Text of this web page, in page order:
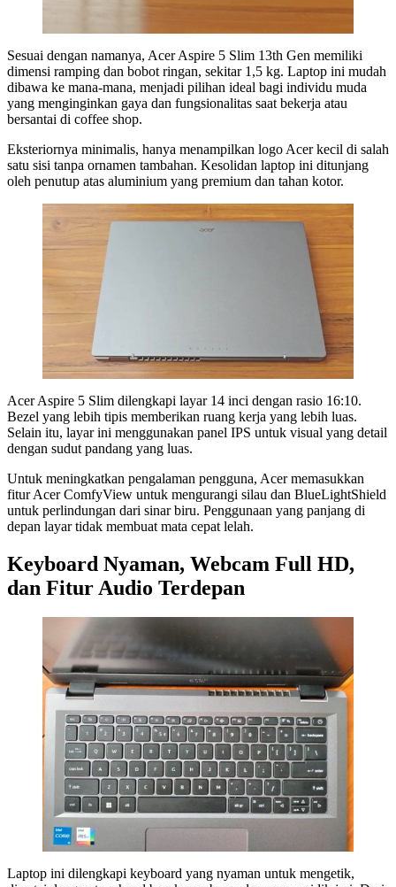
Sesuai dengan namanya, Acer Aspire 5 Slim 13th Gen memiliki
dimensi ramping dan bobot ringan, sekitar 1,5 kg. Laptop ini mudah
dibawa ke mana-mana, menjadi pilihan ideal bagi individu muda
yang menginginkan gaya dan fungsionalitas saat bekerja atau
bersantai di coffee shop.
Eksteriornya minimalis, hanya menampilkan logo Acer kecil di salah
satu sisi tanpa ornamen tambahan. Kesolidan laptop ini ditunjang
oleh penutup atas aluminium yang premium dan tahan kotor.
Acer Aspire 5 Slim dilengkapi layar 14 inci dengan rasio 16:10.
Bezel yang lebih tipis memberikan ruang kerja yang lebih luas.
Selain itu, layar ini menggunakan panel IPS untuk visual yang detail
dengan sudut pandang yang luas.
Untuk meningkatkan pengalaman pengguna, Acer memasukkan
fitur Acer ComfyView untuk mengurangi silau dan BlueLightShield
untuk perlindungan dari sinar biru. Penggunaan yang panjang di
depan layar tidak membuat mata cepat lelah.
Keyboard Nyaman, Webcam Full HD,
dan Fitur Audio Terdepan
Laptop ini dilengkapi keyboard yang nyaman untuk mengetik,